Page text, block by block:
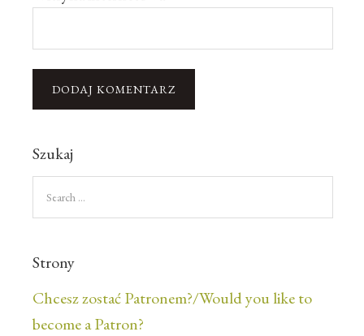
Szukaj
Strony
Chcesz zostać Patronem?/Would you like to
become a Patron?